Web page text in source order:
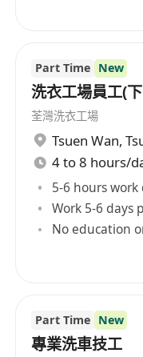
店內作業流程
工作態度認真負
作並保持服務熱忱
可於週末、公眾
管理能力並守時
有零售或客戶
者亦歡迎申請
提供具競爭力
提供在職培訓，
務技巧
Part Time New
洗衣工場員工(
荃灣洗衣工場
Tsuen Wan,
4 to 8 hours/
5-6 hours
Work 5-6 days
No education
Part Time New
專業洗車技工